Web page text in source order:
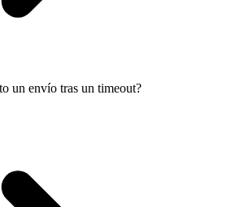
un envío tras un timeout?